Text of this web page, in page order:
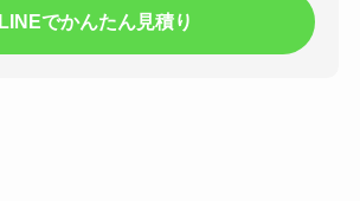
LINEでかんたん見積り